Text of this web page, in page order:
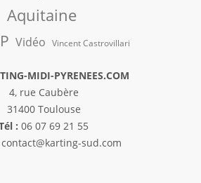
Aquitaine
Vidéo Vincent Castrovillari
MIDI-PYRENEES.COM
4, rue Caubère
31400 Toulouse
: 06 07 69 21 55
contact@karting-sud.com